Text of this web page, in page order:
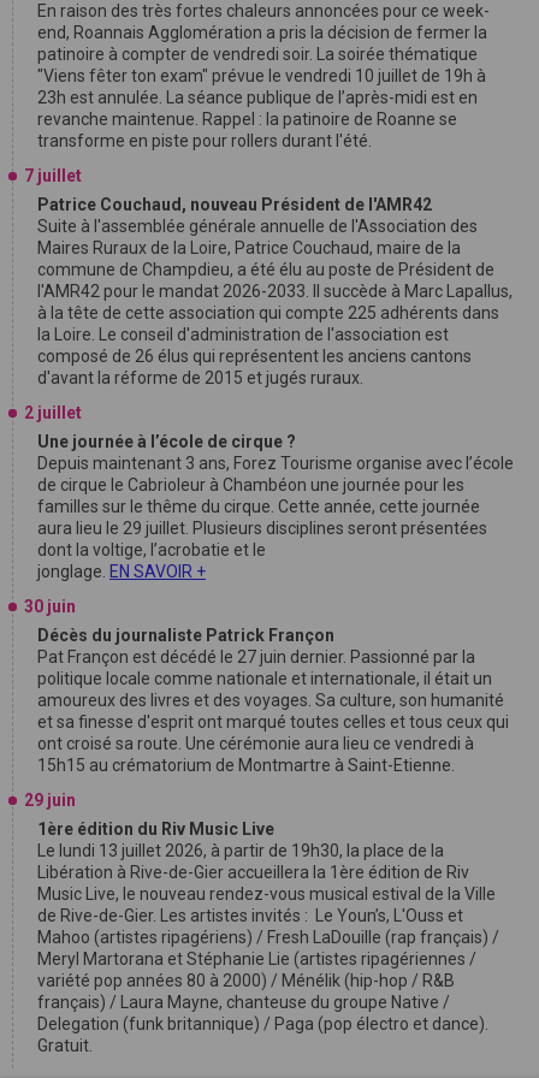
En raison des très fortes chaleurs annoncées pour ce week-
end, Roannais Agglomération a pris la décision de fermer la
patinoire à compter de vendredi soir. La soirée thématique
"Viens fêter ton exam" prévue le vendredi 10 juillet de 19h à
23h est annulée. La séance publique de l’après-midi est en
revanche maintenue. Rappel : la patinoire de Roanne se
transforme en piste pour rollers durant l'été.
7 juillet
Patrice Couchaud, nouveau Président de l'AMR42
Suite à l'assemblée générale annuelle de l'Association des
Maires Ruraux de la Loire, Patrice Couchaud, maire de la
commune de Champdieu, a été élu au poste de Président de
l'AMR42 pour le mandat 2026-2033. Il succède à Marc Lapallus,
à la tête de cette association qui compte 225 adhérents dans
la Loire. Le conseil d'administration de l'association est
composé de 26 élus qui représentent les anciens cantons
d'avant la réforme de 2015 et jugés ruraux.
2 juillet
Une journée à l’école de cirque ?
Depuis maintenant 3 ans, Forez Tourisme organise avec l’école
de cirque le Cabrioleur à Chambéon une journée pour les
familles sur le thême du cirque. Cette année, cette journée
aura lieu le 29 juillet. Plusieurs disciplines seront présentées
dont la voltige, l’acrobatie et le
jonglage. EN SAVOIR +
30 juin
Décès du journaliste Patrick Françon
Pat Françon est décédé le 27 juin dernier. Passionné par la
politique locale comme nationale et internationale, il était un
amoureux des livres et des voyages. Sa culture, son humanité
et sa finesse d'esprit ont marqué toutes celles et tous ceux qui
ont croisé sa route. Une cérémonie aura lieu ce vendredi à
15h15 au crématorium de Montmartre à Saint-Etienne.
29 juin
1ère édition du Riv Music Live
Le lundi 13 juillet 2026, à partir de 19h30, la place de la
Libération à Rive-de-Gier accueillera la 1ère édition de Riv
Music Live, le nouveau rendez-vous musical estival de la Ville
de Rive-de-Gier. Les artistes invités : Le Youn’s, L'Ouss et
Mahoo (artistes ripagériens) / Fresh LaDouille (rap français) /
Meryl Martorana et Stéphanie Lie (artistes ripagériennes /
variété pop années 80 à 2000) / Ménélik (hip-hop / R&B
français) / Laura Mayne, chanteuse du groupe Native /
Delegation (funk britannique) / Paga (pop électro et dance).
Gratuit.